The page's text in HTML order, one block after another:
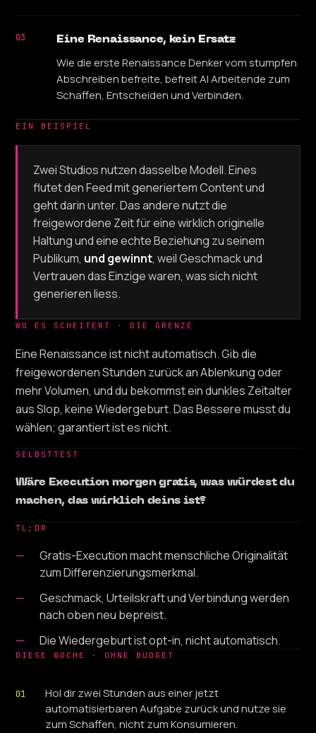
03 Eine Renaissance, kein Ersatz
Wie die erste Renaissance Denker vom stumpfen
Abschreiben befreite, befreit AI Arbeitende zum
Schaffen, Entscheiden und Verbinden.
EIN BEISPIEL
Zwei Studios nutzen dasselbe Modell. Eines
flutet den Feed mit generiertem Content und
geht darin unter. Das andere nutzt die
freigewordene Zeit für eine wirklich originelle
Haltung und eine echte Beziehung zu seinem
Publikum, und gewinnt, weil Geschmack und
Vertrauen das Einzige waren, was sich nicht
generieren liess.
WO ES SCHEITERT · DIE GRENZE
Eine Renaissance ist nicht automatisch. Gib die
freigewordenen Stunden zurück an Ablenkung oder
mehr Volumen, und du bekommst ein dunkles Zeitalter
aus Slop, keine Wiedergeburt. Das Bessere musst du
wählen; garantiert ist es nicht.
SELBSTTEST
Wäre Execution morgen gratis, was würdest du
machen, das wirklich deins ist?
TL;DR
Gratis-Execution macht menschliche Originalität
zum Differenzierungsmerkmal.
Geschmack, Urteilskraft und Verbindung werden
nach oben neu bepreist.
Die Wiedergeburt ist opt-in, nicht automatisch.
DIESE WOCHE · OHNE BUDGET
01
Hol dir zwei Stunden aus einer jetzt
automatisierbaren Aufgabe zurück und nutze sie
zum Schaffen, nicht zum Konsumieren.